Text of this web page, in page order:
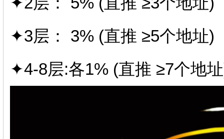
✦3层： 3% (直推 ≥5个地址)
✦4-8层:各1% (直推 ≥7个地